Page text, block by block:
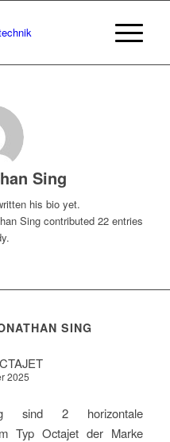
Sing
his bio yet.
Singcontributed 22 entries
SING
2025
sind 2 horizontale
Typ Octajet der Marke